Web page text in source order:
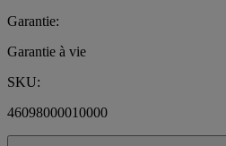
Garantie:
Garantie à vie
SKU:
46098000010000